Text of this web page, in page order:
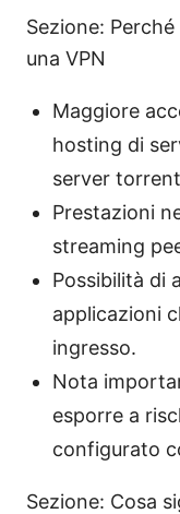
Sezione:
una VPN
Maggiore
hosting di
server
Prestazioni
streaming
Possibilità di
applicazioni
ingresso.
Nota
esporre a
configurato
Sezione: Cosa